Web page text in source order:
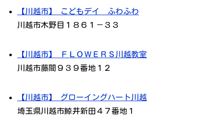
【川越市】 こどもデイ ふわふわ
川越市木野目１８６１－３３
【川越市】 ＦＬＯＷＥＲＳ川越教室
川越市藤間９３９番地１２
【川越市】 グローイングハート川越
埼玉県川越市鯨井新田４７番地１